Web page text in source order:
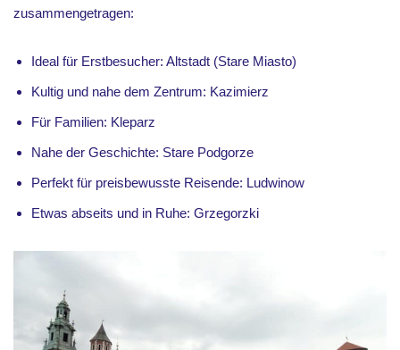
zusammengetragen:
Ideal für Erstbesucher: Altstadt (Stare Miasto)
Kultig und nahe dem Zentrum: Kazimierz
Für Familien: Kleparz
Nahe der Geschichte: Stare Podgorze
Perfekt für preisbewusste Reisende: Ludwinow
Etwas abseits und in Ruhe: Grzegorzki